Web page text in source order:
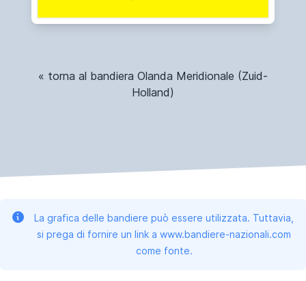
« torna al bandiera Olanda Meridionale (Zuid-
Holland)
La grafica delle bandiere può essere utilizzata. Tuttavia,
si prega di fornire un link a www.bandiere-nazionali.com
come fonte.